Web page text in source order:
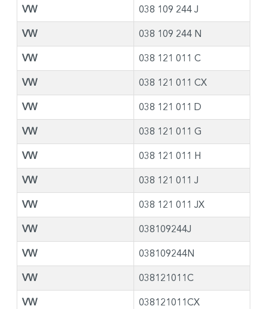
VW 038 109 244 J
VW 038 109 244 N
VW 038 121 011 C
VW 038 121 011 CX
VW 038 121 011 D
VW 038 121 011 G
VW 038 121 011 H
VW 038 121 011 J
VW 038 121 011 JX
VW 038109244J
VW 038109244N
VW 038121011C
VW 038121011CX